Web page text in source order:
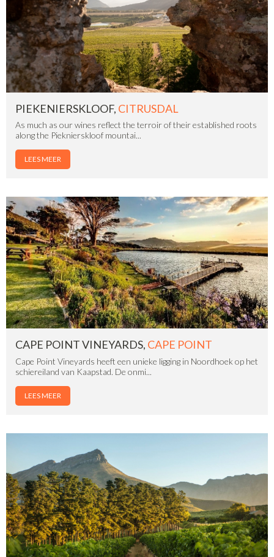
PIEKENIERSKLOOF, CITRUSDAL
As much as our wines reflect the terroir of their established roots
along the Pieknierskloof mountai...
LEES MEER
CAPE POINT VINEYARDS, CAPE POINT
Cape Point Vineyards heeft een unieke ligging in Noordhoek op het
schiereiland van Kaapstad. De onmi...
LEES MEER